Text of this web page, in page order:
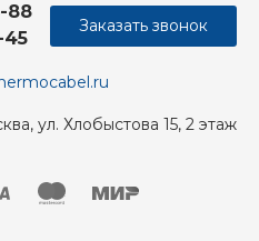
88
45
ул. Хлобыстова 15, 2 этаж
Заказать звонок